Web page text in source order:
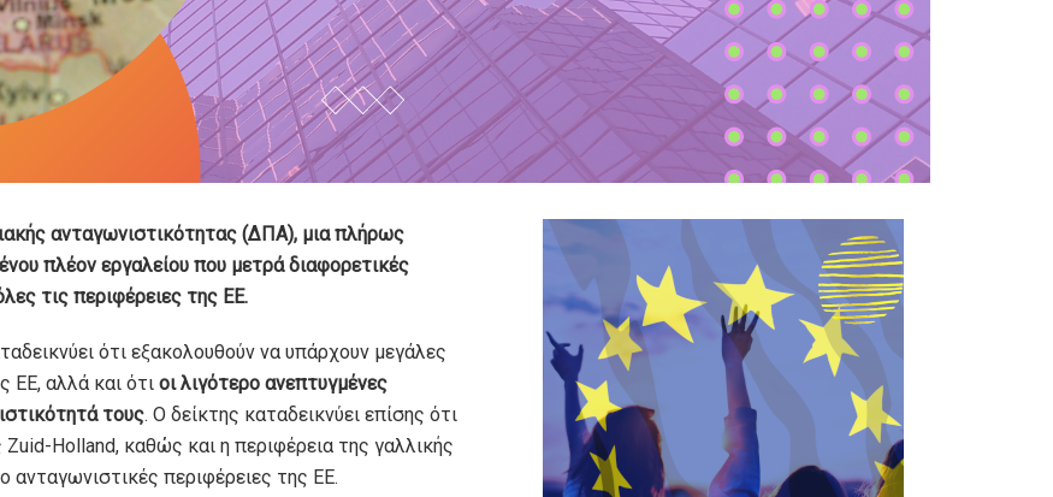
ανταγωνιστικότητας (ΔΠΑ), μια πλήρως
πλέον εργαλείου που μετρά διαφορετικές
τις περιφέρειες της ΕΕ.
ότι εξακολουθούν να υπάρχουν μεγάλες
ΕΕ, αλλά και ότι οι λιγότερο ανεπτυγμένες
τους. Ο δείκτης καταδεικνύει επίσης ότι
Holland, καθώς και η περιφέρεια της γαλλικής
ανταγωνιστικές περιφέρειες της ΕΕ.